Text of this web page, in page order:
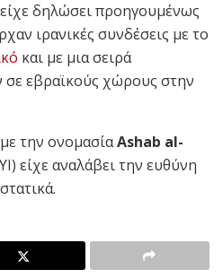
δηλώσει προηγουμένως
ιρανικές συνδέσεις με το
και με μια σειρά
εβραϊκούς χώρους στην
την ονομασίαAshab al-
είχε αναλάβει την ευθύνη